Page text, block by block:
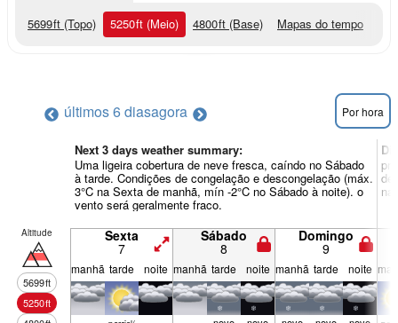
5699ft (Topo) 5250ft (Meio) 4800ft (Base) Mapas do tempo
últimos 6 diasagora Por hora
Next 3 days weather summary:
Uma ligeira cobertura de neve fresca, caíndo no Sábado
à tarde. Condições de congelação e descongelação (máx.
3°C na Sexta de manhã, mín -2°C no Sábado à noite). o
vento será geralmente fraco.
na
Altitude
5699ft
5250ft
Sexta
7
Sábado
8
Domingo
9
manhã tarde noite manhã tarde noite manhã tarde noite